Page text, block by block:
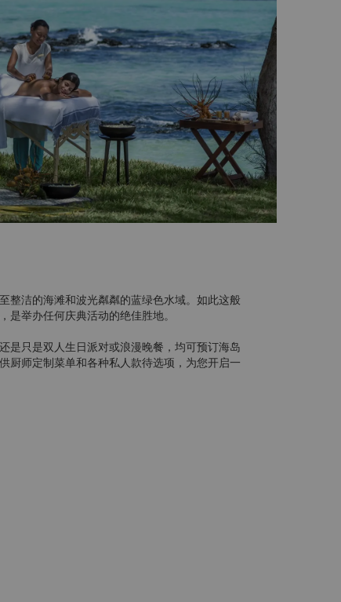
整洁的海滩和波光粼粼的蓝绿色水域。如此这般
是举办任何庆典活动的绝佳胜地。
是只是双人生日派对或浪漫晚餐，均可预订海岛
厨师定制菜单和各种私人款待选项，为您开启一